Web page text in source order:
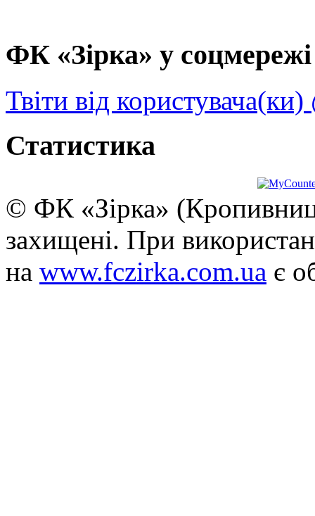
ФК «Зірка» у
Твіти від
Статистика
© ФК «Зірка»
захищені. При
на www.fczirka.com.ua є